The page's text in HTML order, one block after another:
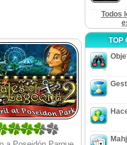
5
2
Todos
TOP